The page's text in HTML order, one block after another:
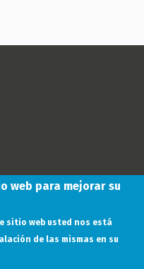
web para mejorar su
sitio web usted nos está
de las mismas en su